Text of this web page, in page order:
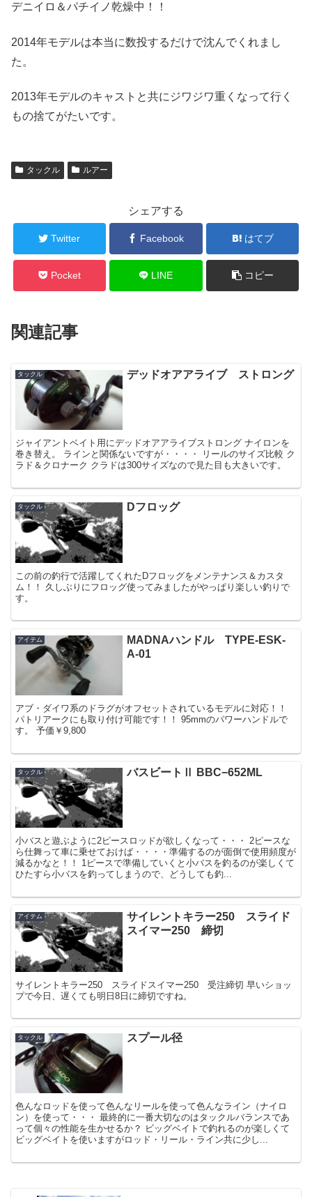
デニイロ＆パチイノ乾燥中！！
2014年モデルは本当に数投するだけで沈んでくれまし
た。
2013年モデルのキャストと共にジワジワ重くなって行く
もの捨てがたいです。
タックル ルアー
シェアする
Twitter Facebook はてブ
Pocket LINE コピー
関連記事
タックル デッドオアアライブ ストロング
ジャイアントベイト用にデッドオアアライブストロング ナイロンを
巻き替え。 ラインと関係ないですが・・・・ リールのサイズ比較 ク
ラド＆クロナーク クラドは300サイズなので見た目も大きいです。
タックル Dフロッグ
この前の釣行で活躍してくれたDフロッグをメンテナンス＆カスタ
ム！！ 久しぶりにフロッグ使ってみましたがやっぱり楽しい釣りで
す。
アイテム
MADNAハンドル TYPE-ESK-
A-01
アブ・ダイワ系のドラグがオフセットされているモデルに対応！！
パトリアークにも取り付け可能です！！ 95mmのパワーハンドルで
す。 予価￥9,800
タックル バスビートⅡ BBC−652ML
小バスと遊ぶように2ピースロッドが欲しくなって・・・ 2ピースな
ら仕舞って車に乗せておけば・・・・準備するのが面倒で使用頻度が
減るかなと！！ 1ピースで準備していくと小バスを釣るのが楽しくて
ひたすら小バスを釣ってしまうので、どうしても釣...
アイテム
サイレントキラー250 スライド
スイマー250 締切
サイレントキラー250 スライドスイマー250 受注締切 早いショッ
プで今日、遅くても明日8日に締切ですね。
タックル スプール径
色んなロッドを使って色んなリールを使って色んなライン（ナイロ
ン）を使って・・・ 最終的に一番大切なのはタックルバランスであ
って個々の性能を生かせるか？ ビッグベイトで釣れるのが楽しくて
ビッグベイトを使いますがロッド・リール・ライン共に少し...